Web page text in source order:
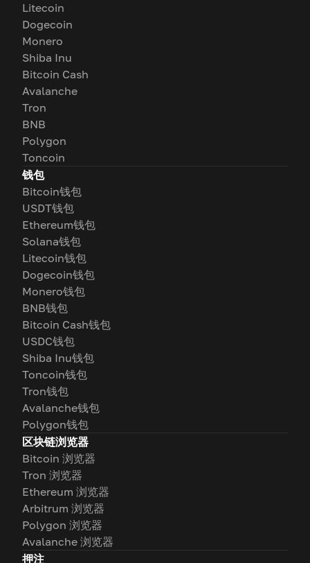
Litecoin
Dogecoin
Monero
Shiba Inu
Bitcoin Cash
Avalanche
Tron
BNB
Polygon
Toncoin
钱包
Bitcoin钱包
USDT钱包
Ethereum钱包
Solana钱包
Litecoin钱包
Dogecoin钱包
Monero钱包
BNB钱包
Bitcoin Cash钱包
USDC钱包
Shiba Inu钱包
Toncoin钱包
Tron钱包
Avalanche钱包
Polygon钱包
区块链浏览器
Bitcoin 浏览器
Tron 浏览器
Ethereum 浏览器
Arbitrum 浏览器
Polygon 浏览器
Avalanche 浏览器
押注